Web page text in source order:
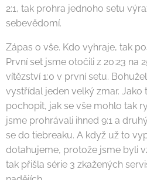
2:1, tak prohra jednoho setu
sebevědomí.
Zápas o vše. Kdo vyhraje, tak
První set jsme otočili z 20:23 na
vítězství 1:0 v první setu.
vystřídal jeden velký zmar. Jako
pochopit, jak se vše mohlo tak
jsme prohrávali ihned 9:1 a
se do tiebreaku. A když už to
dotahujeme, protože jsme byli
tak přišla série 3 zkažených